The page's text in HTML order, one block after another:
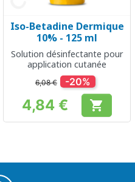
Iso-Betadine Dermique
10% - 125 ml
Solution désinfectante pour
application cutanée
6,08 € -20%
Prix
4,84 € 